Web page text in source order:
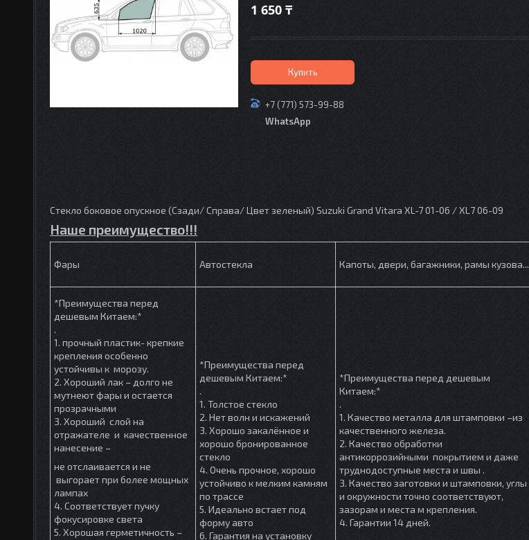
1 650 ₸
Купить
+7 (771) 573-99-88
WhatsApp
Стекло боковое опускное (Сзади/ Справа/ Цвет зеленый) Suzuki Grand Vitara XL-7 01-06 / XL7 06-09
Наше преимущество!!!
Фары Автостекла Капоты, двери, багажники, рамы кузова...
*Преимущества перед
дешевым Китаем:*
.
1. прочный пластик- крепкие
крепления особенно
устойчивы к морозу.
2. Хороший лак – долго не
мутнеют фары и остается
прозрачными
3. Хороший слой на
отражателе и качественное
нанесение –
не отслаивается и не
выгорает при более мощных
лампах
4. Соответствует пучку
фокусировке света
5. Хорошая герметичность –
*Преимущества перед
дешевым Китаем:*
.
1. Толстое стекло
2. Нет волн и искажений
3. Хорошо закалённое и
хорошо бронированное
стекло
4. Очень прочное, хорошо
устойчиво к мелким камням
по трассе
5. Идеально встает под
форму авто
6. Гарантия на установку
*Преимущества перед дешевым
Китаем:*
.
1. Качество металла для штамповки –из
качественного железа.
2. Качество обработки
антикоррозийными покрытием и даже
труднодоступные места и швы .
3. Качество заготовки и штамповки, углы
и окружности точно соответствуют,
зазорам и места м крепления.
4. Гарантии 14 дней.